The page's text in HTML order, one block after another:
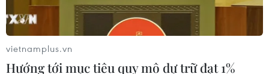
vietnamplus.vn
Hướng tới mục tiêu quy mô dự trữ đạt 1%